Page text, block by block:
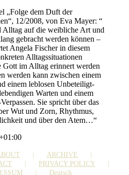
„Folge dem Duft der
12/2008, von Eva Mayer: “
auf die weibliche Art und
gebracht werden können –
Angela Fischer in diesem
Alltagssituationen
Gott im Alltag erinnert werden
werden kann zwischen einem
einem leblosen Unbeteiligt-
Warten und einem
Sie spricht über das
Wut und Zorn, Rhythmus,
und über den Atem…“
ARCHIVE
PRIVACY POLICY
Deutsch